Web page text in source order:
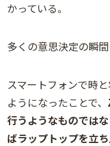
かっている。
多くの意思決定の瞬
スマートフォンで時
ようになったことで、
行うようなものでは
ばラップトップを立